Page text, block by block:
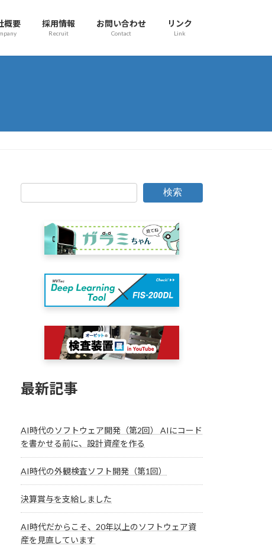
概要 採用情報
Recruit
お問い合わせ
Contact
リンク
Link
検索
最新記事
AI時代のソフトウェア開発（第2回） AIにコード
を書かせる前に、設計資産を作る
AI時代の外観検査ソフト開発（第1回）
決算賞与を支給しました
AI時代だからこそ、20年以上のソフトウェア資
産を見直しています